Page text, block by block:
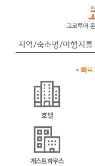
고코투어
빠르
호텔
게스트하우스